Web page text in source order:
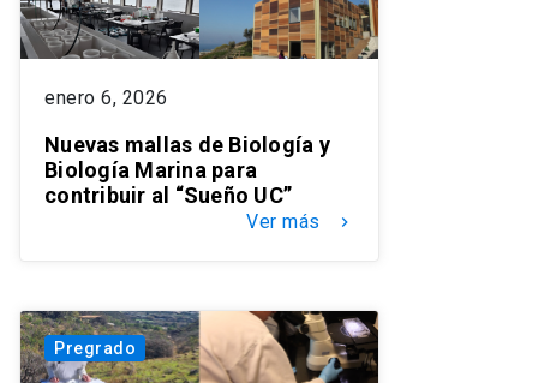
enero 6, 2026
Nuevas mallas de Biología y
Biología Marina para
contribuir al “Sueño UC”
Ver más keyboard_arrow_right
Pregrado